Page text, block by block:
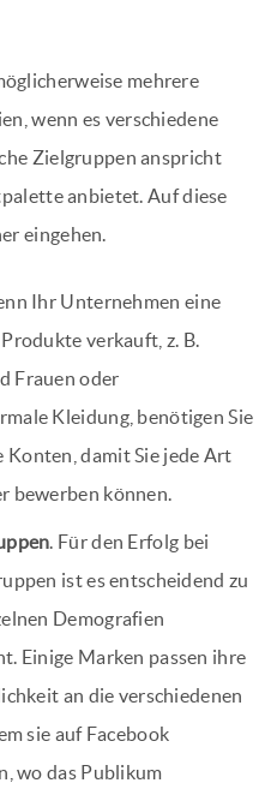
mehrere
wenn es verschiedene
Zielgruppen anspricht
anbietet. Auf diese
eingehen.
Ihr Unternehmen eine
verkauft, z. B.
Frauen oder
Kleidung, benötigen Sie
Konten, damit Sie jede Art
bewerben können.
. Für den Erfolg bei
ist es entscheidend zu
Demografien
Einige Marken passen ihre
an die verschiedenen
sie auf Facebook
wo das Publikum